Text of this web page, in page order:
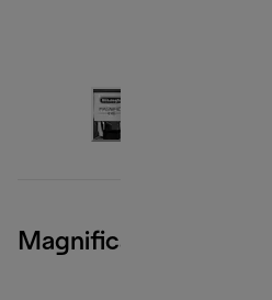
Magnifica Evo